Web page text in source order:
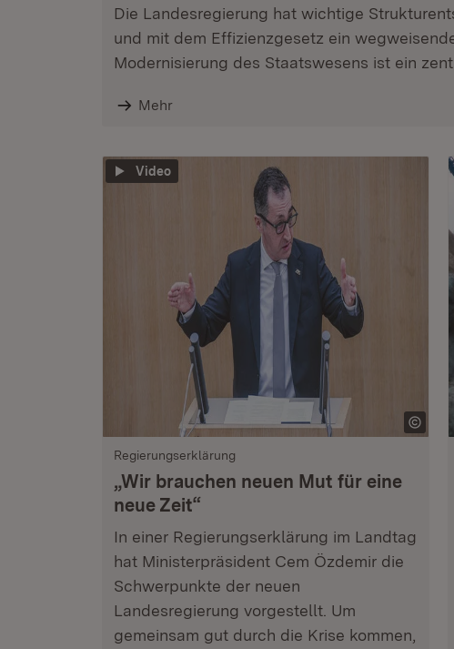
Die Landesregierung hat wichtige
und mit dem Effizienzgesetz ein
Modernisierung des Staatswesens ist ein
Mehr
Video
Regierungserklärung
„Wir brauchen neuen Mut für eine
neue Zeit“
In einer Regierungserklärung im Landtag
hat Ministerpräsident Cem Özdemir die
Schwerpunkte der neuen
Landesregierung vorgestellt. Um
gemeinsam gut durch die Krise kommen,